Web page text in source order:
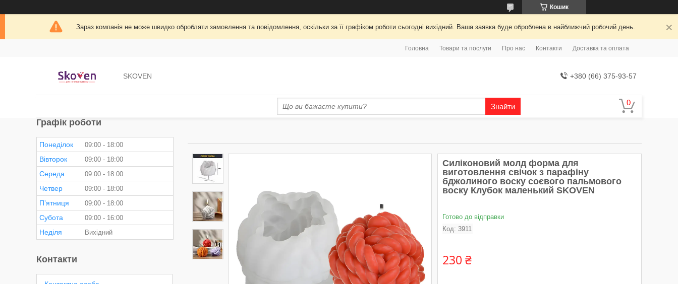
Кошик
Зараз компанія не може швидко обробляти замовлення та повідомлення, оскільки за її графіком роботи сьогодні вихідний. Ваша заявка буде оброблена в найближчий робочий день.
Головна Товари та послуги Про нас Контакти Доставка та оплата
SKOVEN +380 (66) 375-93-57
Знайти
Силіконовий молд форма для
виготовлення свічок з парафіну
бджолиного воску соєвого пальмового
воску Клубок маленький SKOVEN
Готово до відправки
Код: 3911
230 ₴
Графік роботи
Понеділок 09:00 18:00
Вівторок 09:00 18:00
Середа 09:00 18:00
Четвер 09:00 18:00
Пʼятниця 09:00 18:00
Субота 09:00 16:00
Неділя Вихідний
Контакти